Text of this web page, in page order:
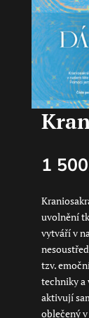
1
uvolnění
vytváří v
tzv.
techniky a
aktivují
oblečený